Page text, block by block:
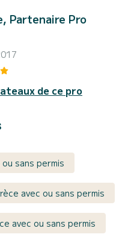
Partenaire Pro
de ce pro
sans permis
avec ou sans permis
avec ou sans permis